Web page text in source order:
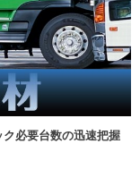
ク必要台数の迅速把握